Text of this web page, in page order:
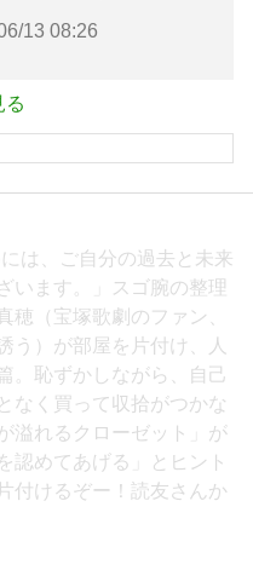
13 08:26
る
には、ご自分の過去と未来
います。」スゴ腕の整理
穂（宝塚歌劇のファン、
う）が部屋を片付け、人
。恥ずかしながら、自己
なく買って収拾がつかな
溢れるクローゼット」が
認めてあげる」とヒント
付けるぞー！読友さんか